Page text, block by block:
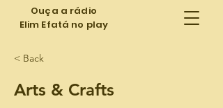
Ouça a rádio
Elim Efatá no play
< Back
Arts & Crafts